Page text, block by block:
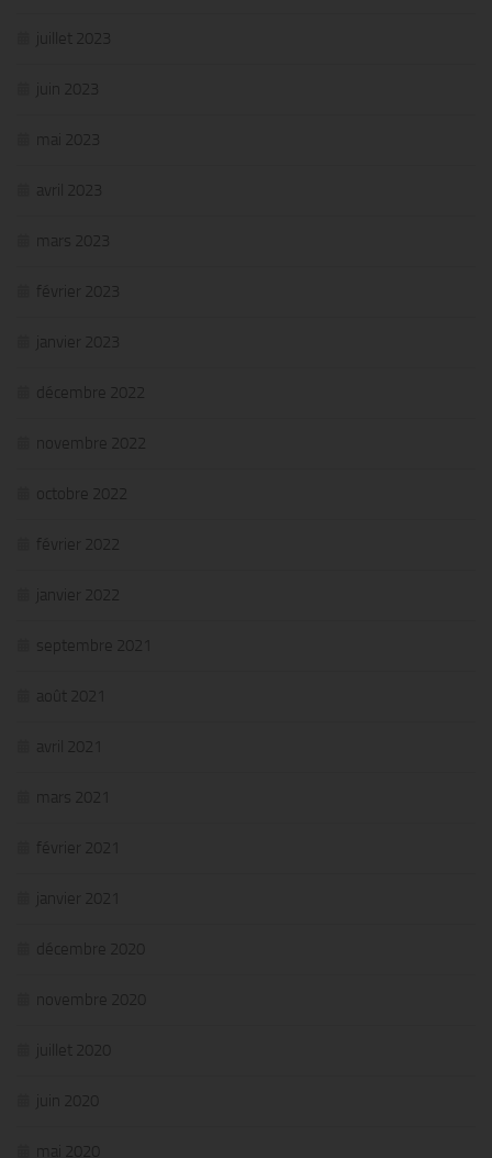
juillet 2023
juin 2023
mai 2023
avril 2023
mars 2023
février 2023
janvier 2023
décembre 2022
novembre 2022
octobre 2022
février 2022
janvier 2022
septembre 2021
août 2021
avril 2021
mars 2021
février 2021
janvier 2021
décembre 2020
novembre 2020
juillet 2020
juin 2020
mai 2020